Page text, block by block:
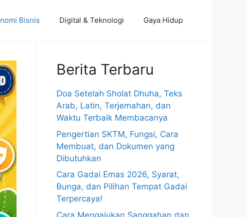
Bisnis Digital & Teknologi Gaya Hidup
Berita Terbaru
Doa Setelah Sholat Dhuha, Teks
Arab, Latin, Terjemahan, dan
Waktu Terbaik Membacanya
Pengertian SKTM, Fungsi, Cara
Membuat, dan Dokumen yang
Dibutuhkan
Cara Gadai Emas 2026, Syarat,
Bunga, dan Pilihan Tempat Gadai
Terpercaya!
Cara Mengajukan Sanggahan dan